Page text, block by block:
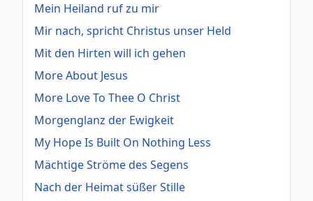
Mein Heiland ruf zu mir
Mir nach, spricht Christus unser Held
Mit den Hirten will ich gehen
More About Jesus
More Love To Thee O Christ
Morgenglanz der Ewigkeit
My Hope Is Built On Nothing Less
Mächtige Ströme des Segens
Nach der Heimat süßer Stille